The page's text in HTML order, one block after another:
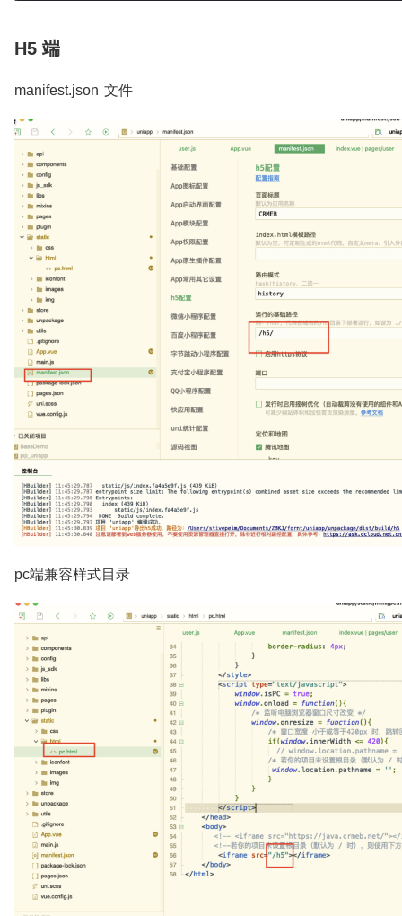
H5 端
manifest.json 文件
pc端兼容样式目录